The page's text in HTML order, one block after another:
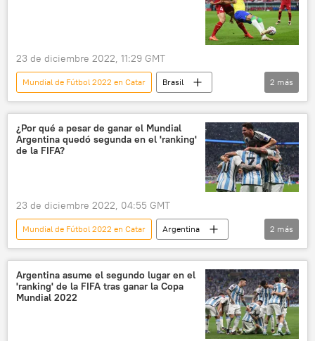
23 de diciembre 2022, 11:29 GMT
Mundial de Fútbol 2022 en Catar
Brasil
⚽ Deportes
fútbol
2 más
¿Por qué a pesar de ganar el Mundial
Argentina quedó segunda en el 'ranking'
de la FIFA?
23 de diciembre 2022, 04:55 GMT
Mundial de Fútbol 2022 en Catar
Argentina
⚽ Deportes
FIFA
2 más
Argentina asume el segundo lugar en el
'ranking' de la FIFA tras ganar la Copa
Mundial 2022